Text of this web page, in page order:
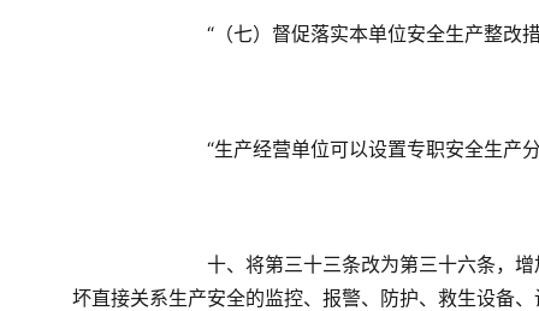
“（七）督促落实本单位安全生产整改
“生产经营单位可以设置专职安全生产分
十、将第三十三条改为第三十六条，增
坏直接关系生产安全的监控、报警、防护、救生设备